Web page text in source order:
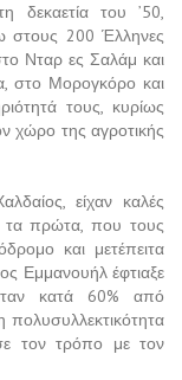
δεκαετία του ’50,
στους 200 Έλληνες
Νταρ ες Σαλάμ και
στο Μορογκόρο και
τους, κυρίως
χώρο της αγροτικής
είχαν καλές
τα πρώτα, που τους
και μετέπειτα
Εμμανουήλ έφτιαξε
κατά 60% από
πολυσυλλεκτικότητα
τον τρόπο με τον